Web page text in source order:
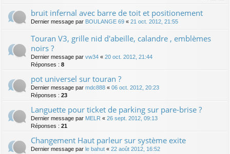
bruit infernal avec barre de toit et positionement
Dernier message par BOULANGE 69 « 21 oct. 2012, 21:55
Touran V3, grille nid d'abeille, calandre , emblèmes
noirs ?
Dernier message par vw34 « 20 oct. 2012, 21:44
Réponses : 8
pot universel sur touran ?
Dernier message par mdc888 « 06 oct. 2012, 20:23
Réponses : 23
Languette pour ticket de parking sur pare-brise ?
Dernier message par MELR « 26 sept. 2012, 09:13
Réponses : 21
Changement Haut parleur sur système exite
Dernier message par le bahut « 22 août 2012, 16:52